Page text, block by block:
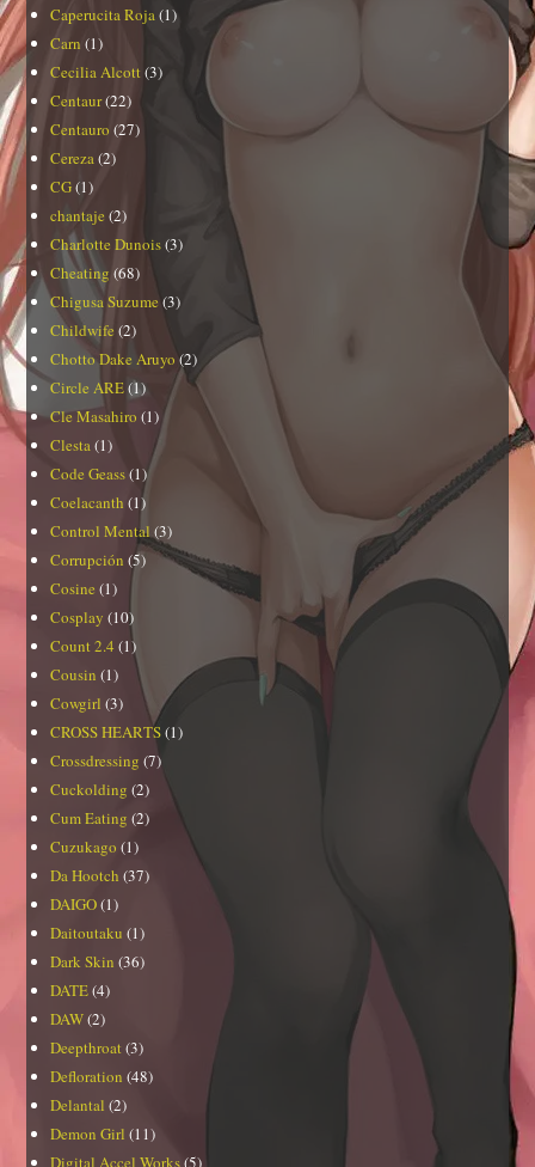
Caperucita Roja (1)
Carn (1)
Cecilia Alcott (3)
Centaur(22)
Centauro (27)
Cereza (2)
CG(1)
chantaje (2)
Charlotte Dunois(3)
Cheating (68)
Chigusa Suzume(3)
Childwife (2)
Chotto Dake Aruyo (2)
Circle ARE(1)
Cle Masahiro (1)
Clesta (1)
Code Geass(1)
Coelacanth (1)
Control Mental (3)
Corrupción (5)
Cosine (1)
Cosplay (10)
Count 2.4 (1)
Cousin (1)
Cowgirl (3)
CROSS HEARTS(1)
Crossdressing (7)
Cuckolding (2)
Cum Eating (2)
Cuzukago (1)
Da Hootch (37)
DAIGO(1)
Daitoutaku (1)
Dark Skin (36)
DATE(4)
DAW(2)
Deepthroat (3)
Defloration (48)
Delantal (2)
Demon Girl (11)
Digital Accel Works(5)